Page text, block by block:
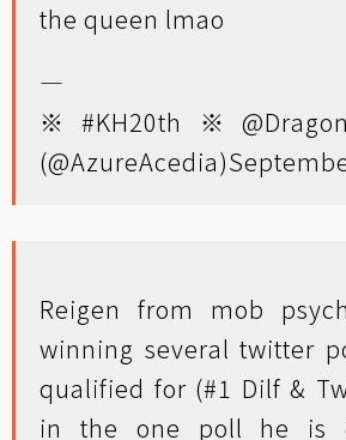
the queen lmao
—
(@AzureAcedia)
Reigen from mob
winning several twitter
qualified for (#1 Dilf &
in the one poll he is